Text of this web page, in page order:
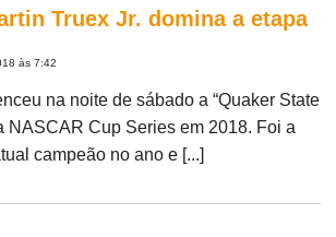
Truex Jr. domina a etapa
às 7:42
na noite de sábado a “Quaker State
NASCAR Cup Series em 2018. Foi a
campeão no ano e [...]